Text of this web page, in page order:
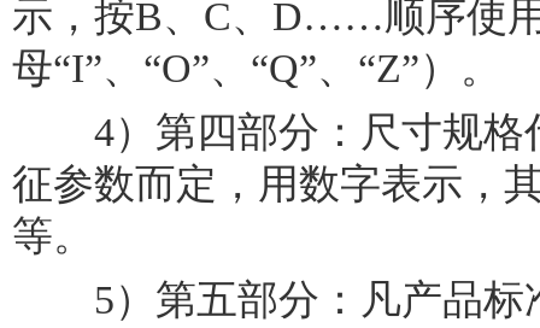
示，按B、C、D……顺序使
母“I”、“O”、“Q”、“Z”）。
4）第四部分：尺寸规格
征参数而定，用数字表示，
等。
5）第五部分：凡产品标